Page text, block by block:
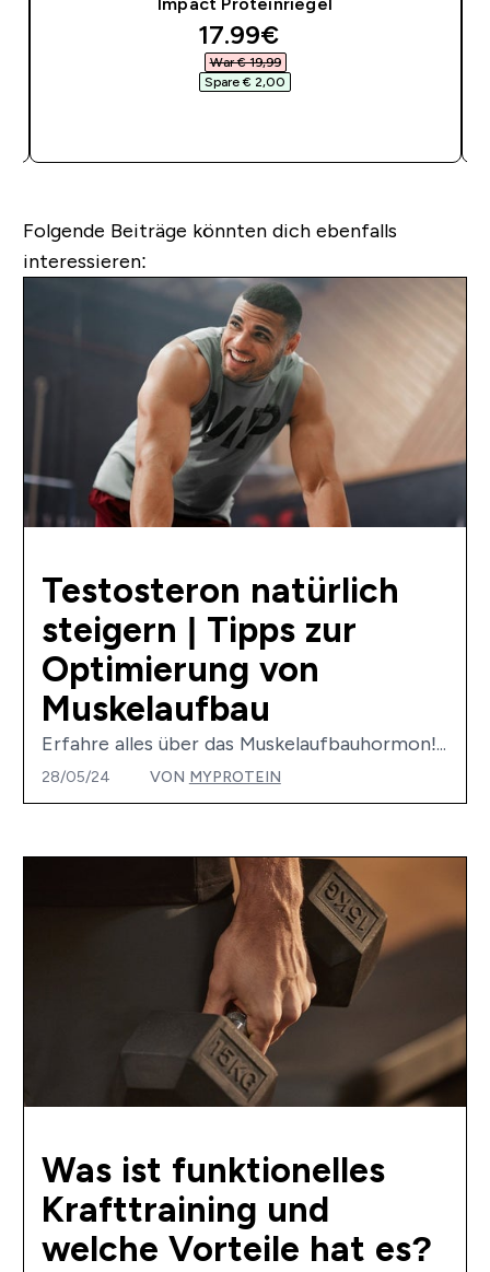
Impact Proteinriegel
discounted price
17.99€‎
War € 19,99‎
Spare € 2,00‎
Folgende Beiträge könnten dich ebenfalls
interessieren:
Testosteron natürlich
steigern | Tipps zur
Optimierung von
Muskelaufbau
Erfahre alles über das Muskelaufbauhormon!...
28/05/24 VON MYPROTEIN
Was ist funktionelles
Krafttraining und
welche Vorteile hat es?